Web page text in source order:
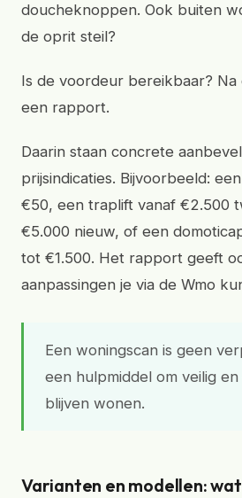
doucheknoppen. Ook buiten
de oprit steil?
Is de voordeur bereikbaar? Na
een rapport.
Daarin staan concrete
prijsindicaties. Bijvoorbeeld:
€50, een traplift vanaf €2.500
€5.000 nieuw, of een
tot €1.500. Het rapport geeft
aanpassingen je via de Wmo
Een woningscan is geen
een hulpmiddel om veilig
blijven wonen.
Varianten en modellen: